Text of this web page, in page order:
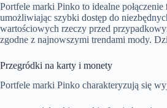
Portfele marki Pinko to idealne połączenie
umożliwiając szybki dostęp do
wartościowych rzeczy przed
zgodne z najnowszymi trendami mody.
Przegródki na karty i monety
Portfele marki Pinko charakteryzują się